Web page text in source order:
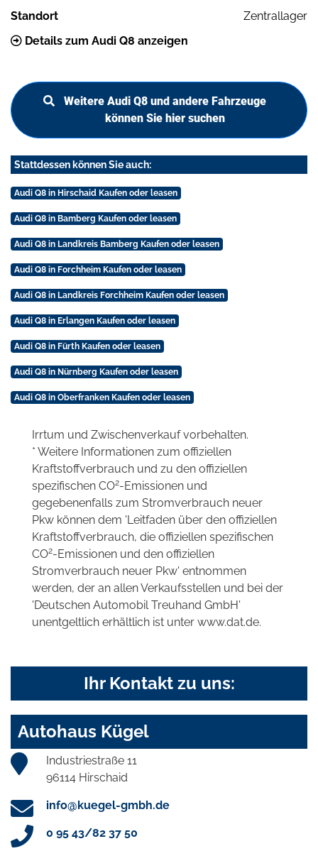
Standort
Zentrallager
Details zum Audi Q8 anzeigen
Weitere Audi Q8 und andere Fahrzeuge
können Sie hier suchen
Stattdessen können Sie auch:
Audi Q8 in Hirschaid Kaufen oder leasen
Audi Q8 in Bamberg Kaufen oder leasen
Audi Q8 in Landkreis Bamberg Kaufen oder leasen
Audi Q8 in Forchheim Kaufen oder leasen
Audi Q8 in Landkreis Forchheim Kaufen oder leasen
Audi Q8 in Erlangen Kaufen oder leasen
Audi Q8 in Fürth Kaufen oder leasen
Audi Q8 in Nürnberg Kaufen oder leasen
Audi Q8 in Oberfranken Kaufen oder leasen
Irrtum und Zwischenverkauf vorbehalten.
* Weitere Informationen zum offiziellen
Kraftstoffverbrauch und zu den offiziellen
spezifischen CO2-Emissionen und
gegebenenfalls zum Stromverbrauch neuer
Pkw können dem 'Leitfaden über den offiziellen
Kraftstoffverbrauch, die offiziellen spezifischen
CO2-Emissionen und den offiziellen
Stromverbrauch neuer Pkw' entnommen
werden, der an allen Verkaufsstellen und bei der
'Deutschen Automobil Treuhand GmbH'
unentgeltlich erhältlich ist unter www.dat.de.
Ihr Kontakt zu uns:
Autohaus Kügel
Industriestraße 11
96114 Hirschaid
info@kuegel-gmbh.de
0 95 43/82 37 50